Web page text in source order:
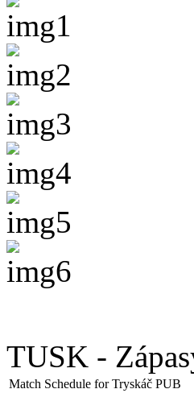
TUSK -
Match Schedule for Tryskáč PUB